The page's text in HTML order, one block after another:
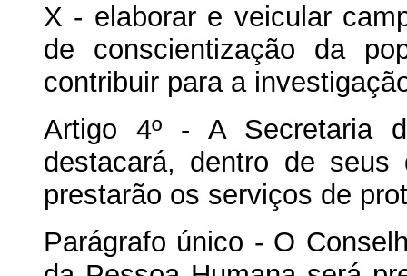
X - elaborar e veicular
de conscientização da
contribuir para a
Artigo 4º - A Secretaria
destacará, dentro de
prestarão os serviços de
Parágrafo único - O